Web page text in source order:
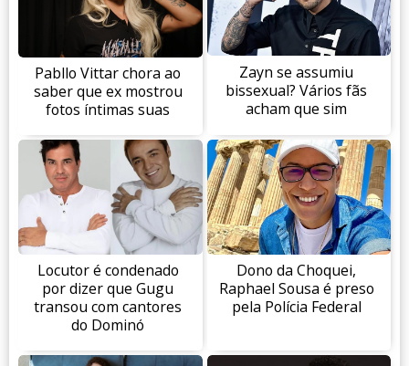
Pabllo Vittar chora ao
saber que ex mostrou
fotos íntimas suas
Zayn se assumiu
bissexual? Vários fãs
acham que sim
Locutor é condenado
por dizer que Gugu
transou com cantores
do Dominó
Dono da Choquei,
Raphael Sousa é preso
pela Polícia Federal